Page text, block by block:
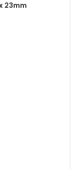
23mm